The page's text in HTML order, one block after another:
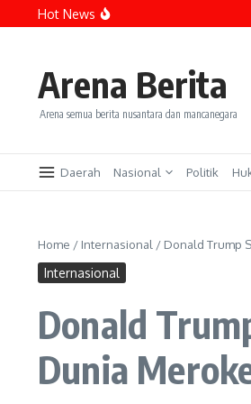
Lewati ke konten
Hot News
Ganjar Minta DPR
Arena Berita
Arena semua berita nusantara dan mancanegara
Daerah Nasional Politik
Home / Internasional / Donald Trump
Internasional
Donald
Dunia